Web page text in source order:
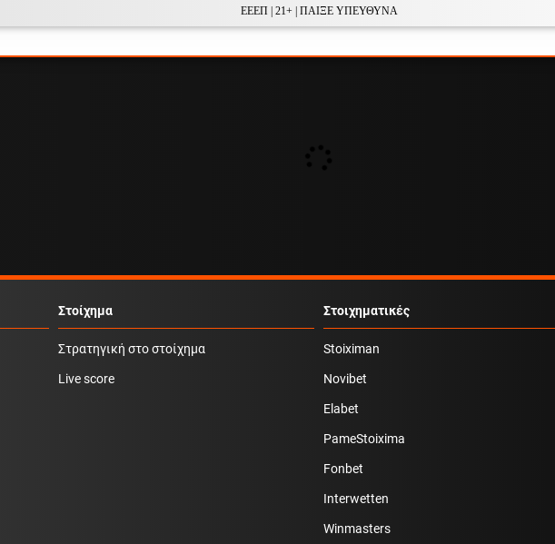
ΕΕΕΠ | 21+ | ΠΑΙΞΕ ΥΠΕΥΘΥΝΑ
Στοίχημα
Στρατηγική στο στοίχημα
Live score
Στοιχηματικές
Stoiximan
Novibet
Elabet
PameStoixima
Fonbet
Interwetten
Winmasters